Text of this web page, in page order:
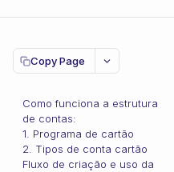
Copy Page
Como funciona a estrutura
de contas:
1. Programa de cartão
2. Tipos de conta cartão
Fluxo de criação e uso da